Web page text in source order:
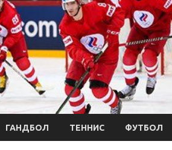
ГАНДБОЛ ТЕННИС ФУТБОЛ